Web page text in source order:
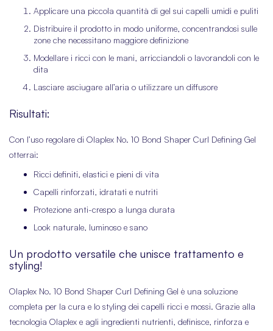
Applicare una piccola quantità di gel sui capelli umidi e puliti
Distribuire il prodotto in modo uniforme, concentrandosi sulle
zone che necessitano maggiore definizione
Modellare i ricci con le mani, arricciandoli o lavorandoli con le
dita
Lasciare asciugare all’aria o utilizzare un diffusore
Risultati:
Con l’uso regolare di Olaplex No. 10 Bond Shaper Curl Defining Gel
otterrai:
Ricci definiti, elastici e pieni di vita
Capelli rinforzati, idratati e nutriti
Protezione anti-crespo a lunga durata
Look naturale, luminoso e sano
Un prodotto versatile che unisce trattamento e
styling!
Olaplex No. 10 Bond Shaper Curl Defining Gel è una soluzione
completa per la cura e lo styling dei capelli ricci e mossi. Grazie alla
tecnologia Olaplex e agli ingredienti nutrienti, definisce, rinforza e